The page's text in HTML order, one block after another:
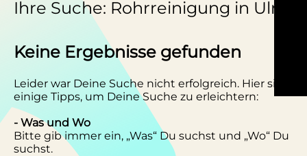
Ihre Suche: Rohrreinigung in Ulm
Keine Ergebnisse gefunden
Leider war Deine Suche nicht erfolgreich. Hier sind
einige Tipps, um Deine Suche zu erleichtern:
- Was und Wo
Bitte gib immer ein, „Was“ Du suchst und „Wo“ Du
suchst.